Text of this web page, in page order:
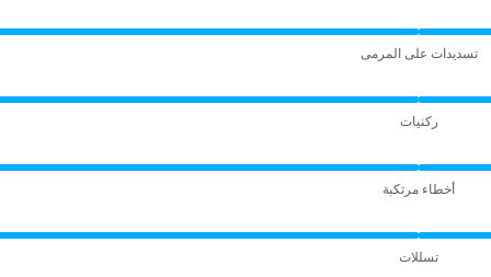
تسديدات على المرمى
ركنيات
أخطاء مرتكبة
تسللات